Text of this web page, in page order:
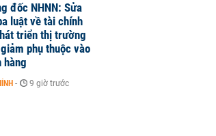
đốc NHNN: Sửa
luật về tài chính
triển thị trường
phụ thuộc vào
hàng
- 9 giờ trước